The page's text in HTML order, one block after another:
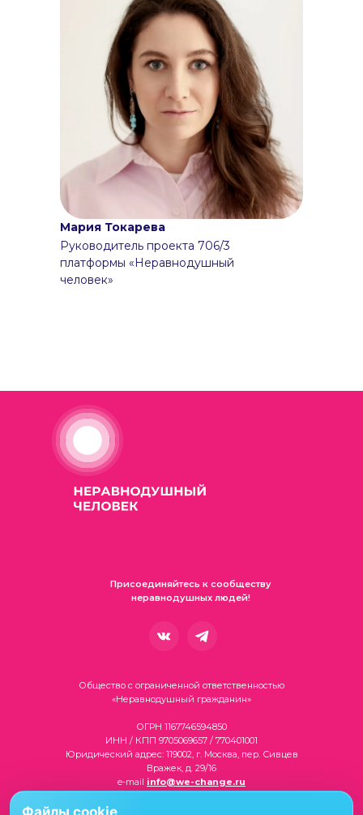
Мария Токарева
Руководитель проекта 706/3
платформы «Неравнодушный
человек»
Присоединяйтесь к сообществу
неравнодушных людей!
Общество с ограниченной ответственностью
«Неравнодушный гражданин»
ОГРН 1167746594850
ИНН / КПП 9705069657 / 770401001
Юридический адрес: 119002, г. Москва, пер. Сивцев
Вражек, д. 29/16
e-mail info@we-change.ru
Файлы cookie